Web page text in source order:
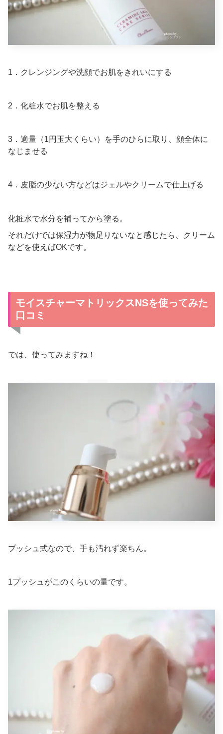
1．クレンジングや洗顔でお肌をきれいにする
2．化粧水でお肌を整える
3．適量（1円玉大くらい）を手のひらに取り、顔全体に
なじませる
4．皮脂の少ない方などはジェルやクリームで仕上げる
化粧水で水分を補ってから塗る。
それだけでは保湿力が物足りないなと感じたら、クリーム
などを使えばOKです。
モイスチャーマトリックスNSを使ってみた
口コミ
では、使ってみますね！
プッシュ式なので、手も汚れず楽ちん。
1プッシュがこのくらいの量です。